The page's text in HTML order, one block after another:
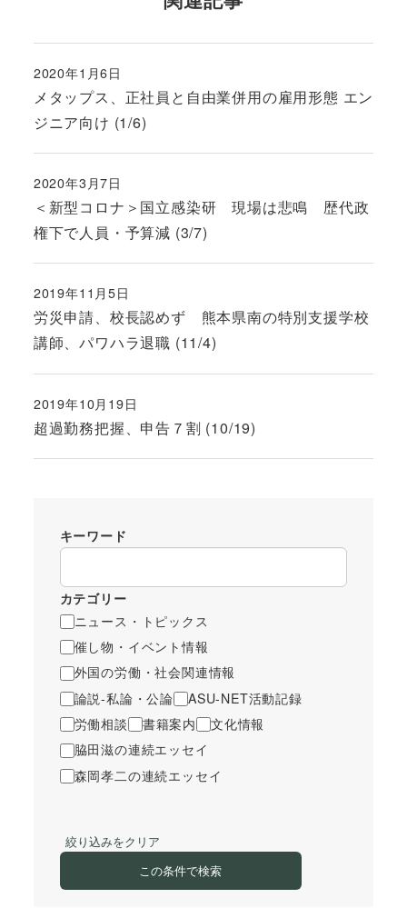
メタップス、正社員と自由業併用の雇用形態 エン
ジニア向け (1/6)
投稿日
2020年1月6日
＜新型コロナ＞国立感染研 現場は悲鳴 歴代政
権下で人員・予算減 (3/7)
投稿日
2020年3月7日
労災申請、校長認めず 熊本県南の特別支援学校
講師、パワハラ退職 (11/4)
投稿日
2019年11月5日
超過勤務把握、申告７割 (10/19)
投稿日
2019年10月19日
キーワード
カテゴリー
ニュース・トピックス
催し物・イベント情報
外国の労働・社会関連情報
論説-私論・公論
ASU-NET活動記録
労働相談
書籍案内
文化情報
脇田滋の連続エッセイ
森岡孝二の連続エッセイ
絞り込みをクリア
この条件で検索